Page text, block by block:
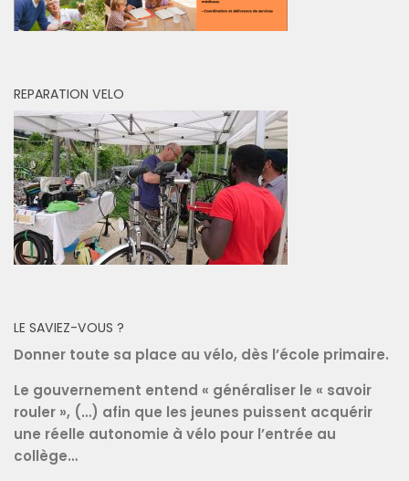
REPARATION VELO
LE SAVIEZ-VOUS ?
Donner toute sa place au vélo, dès l’école primaire.
Le gouvernement entend « généraliser le « savoir
rouler », (…) afin que les jeunes puissent acquérir
une réelle autonomie à vélo pour l’entrée au
collège…